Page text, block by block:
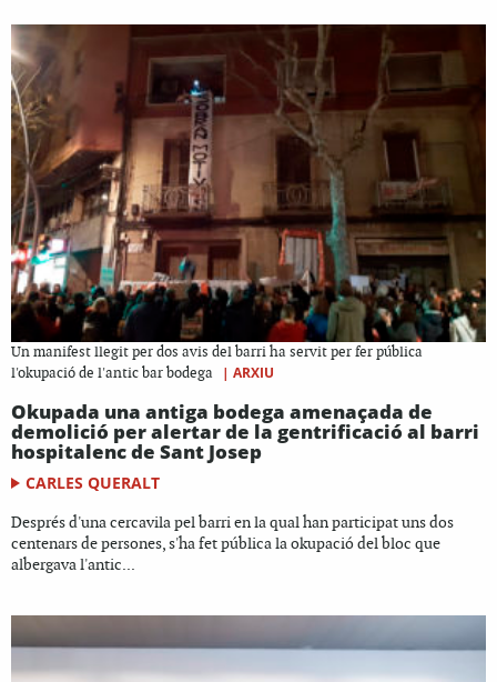
Un manifest llegit per dos avis del barri ha servit per fer pública
l'okupació de l'antic bar bodega
| ARXIU
Okupada una antiga bodega amenaçada de
demolició per alertar de la gentrificació al barri
hospitalenc de Sant Josep
CARLES QUERALT
Després d'una cercavila pel barri en la qual han participat uns dos
centenars de persones, s'ha fet pública la okupació del bloc que
albergava l'antic...